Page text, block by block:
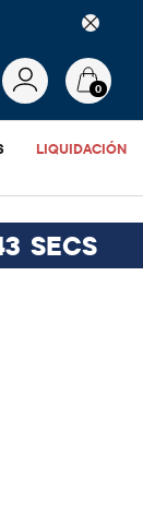
medida que
0
LIQUIDACIÓN
SECS